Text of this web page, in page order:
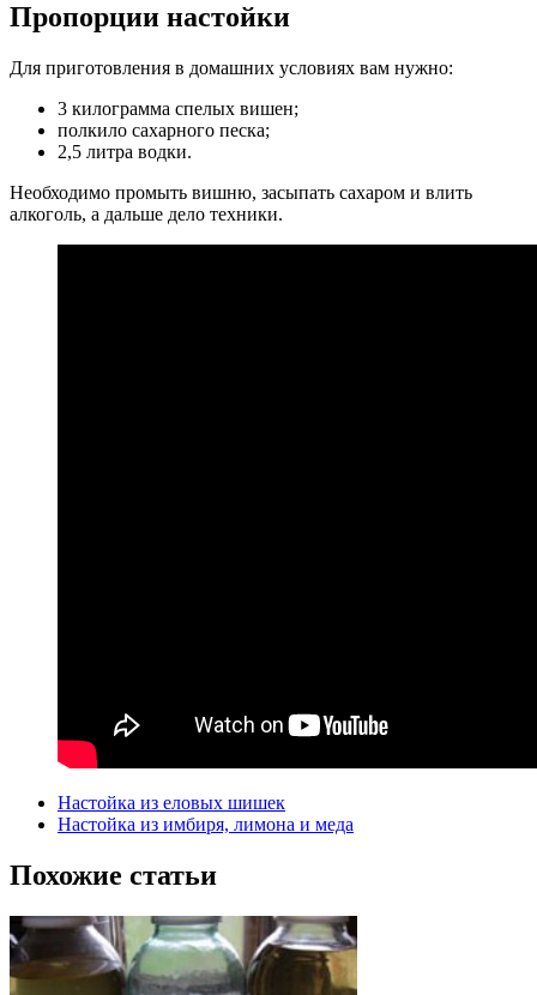
Пропорции настойки
Для приготовления в домашних условиях вам нужно:
3 килограмма спелых вишен;
полкило сахарного песка;
2,5 литра водки.
Необходимо промыть вишню, засыпать сахаром и влить
алкоголь, а дальше дело техники.
Настойка из еловых шишек
Настойка из имбиря, лимона и меда
Похожие статьи